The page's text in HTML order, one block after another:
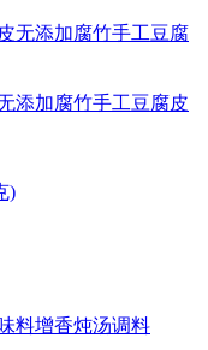
添加腐竹手工豆腐皮